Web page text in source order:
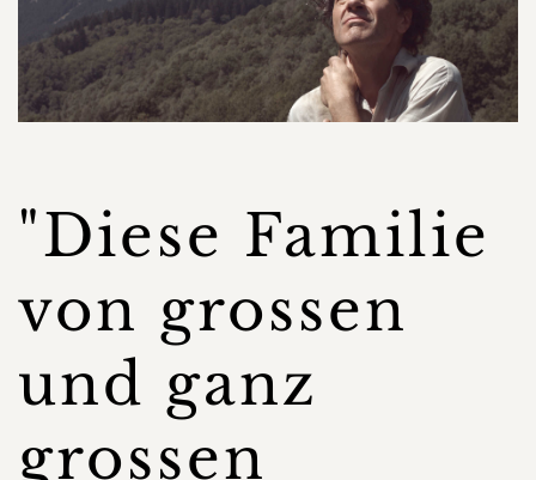
"Diese Familie
von grossen
und ganz
grossen